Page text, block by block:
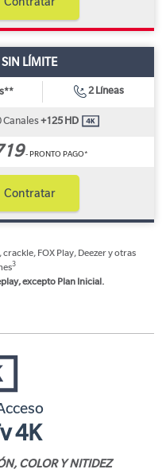
SIN LÍMITE
2 Líneas
Canales+125 HD
- PRONTO PAGO*
Contratar
FOX Play, Deezer y otras
3
excepto Plan Inicial.
4K
COLOR Y NITIDEZ